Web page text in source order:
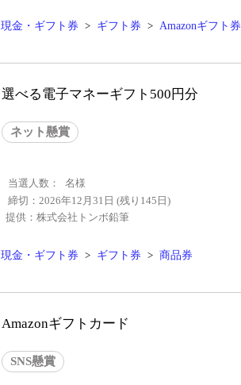
現金・ギフト券 > ギフト券 > Amazonギフト券
選べる電子マネーギフト500円分
ネット懸賞
当選人数：
名様
締切：2026年12月31日 (残り145日)
提供：株式会社トンボ鉛筆
現金・ギフト券 > ギフト券 > 商品券
Amazonギフトカード
SNS懸賞